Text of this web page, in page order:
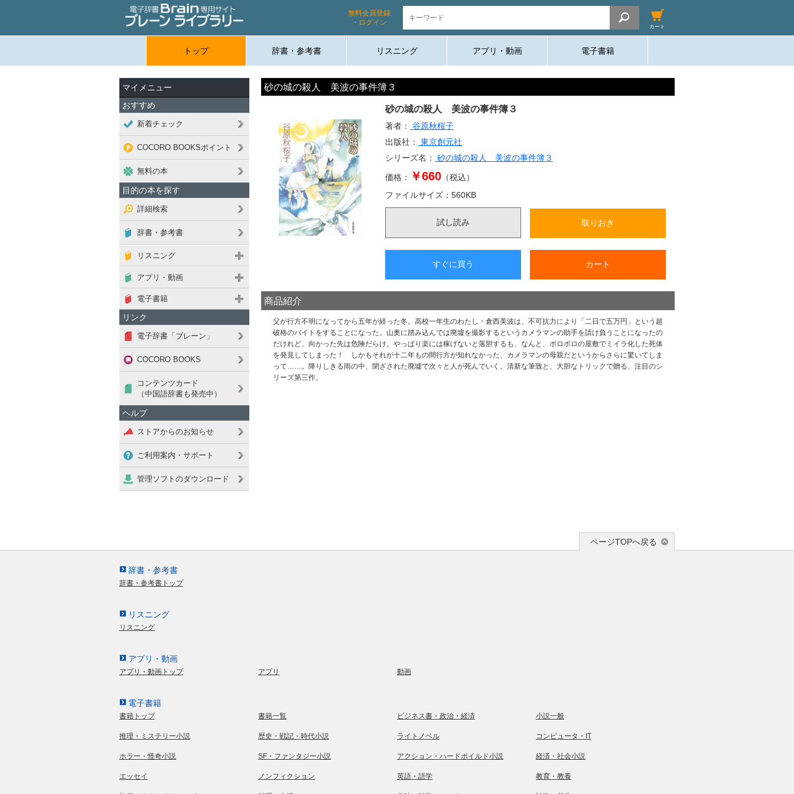
無料会員登録
・ログイン
カート
トップ 辞書・参考書 リスニング アプリ・動画 電子書籍
砂の城の殺人 美波の事件簿３
砂の城の殺人 美波の事件簿３
著者：
谷原秋桜子
出版社：
東京創元社
シリーズ名：
砂の城の殺人 美波の事件簿３
価格： ￥660 （税込）
ファイルサイズ： 560KB
試し読み 取りおき
すぐに買う カート
商品紹介
父が行方不明になってから五年が経った冬。高校一年生のわたし・倉西美波は、不可抗力により「二日で五万円」という超
破格のバイトをすることになった。山奥に踏み込んでは廃墟を撮影するというカメラマンの助手を請け負うことになったの
だけれど、向かった先は危険だらけ。やっぱり楽には稼げないと落胆するも、なんと、ボロボロの屋敷でミイラ化した死体
を発見してしまった！ しかもそれが十二年もの間行方が知れなかった、カメラマンの母親だというからさらに驚いてしま
って……。降りしきる雨の中、閉ざされた廃墟で次々と人が死んでいく。清新な筆致と、大胆なトリックで贈る、注目のシ
リーズ第三作。
マイメニュー
おすすめ
新着チェック
COCORO BOOKSポイント
無料の本
目的の本を探す
詳細検索
辞書・参考書
リスニング
アプリ・動画
電子書籍
リンク
電子辞書「ブレーン」
COCORO BOOKS
コンテンツカード
（中国語辞書も発売中）
ヘルプ
ストアからのお知らせ
ご利用案内・サポート
管理ソフトのダウンロード
辞書・参考書
辞書・参考書トップ
リスニング
リスニング
アプリ・動画
アプリ・動画トップ アプリ 動画
電子書籍
書籍トップ 書籍一覧 ビジネス書・政治・経済 小説一般
推理・ミステリー小説 歴史・戦記・時代小説 ライトノベル コンピュータ・IT
ホラー・怪奇小説 SF・ファンタジー小説 アクション・ハードボイルド小説 経済・社会小説
エッセイ ノンフィクション 英語・語学 教育・教養
ページTOPへ戻る